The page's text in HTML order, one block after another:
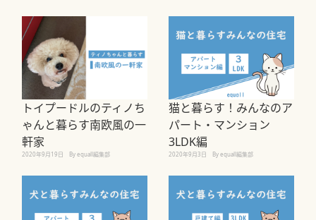
トイプードルのティノち
ゃんと暮らす南欧風の一
軒家
2020年9月19日 By equall編集部
猫と暮らす！みんなのア
パート・マンション
3LDK編
2020年9月3日 By equall編集部